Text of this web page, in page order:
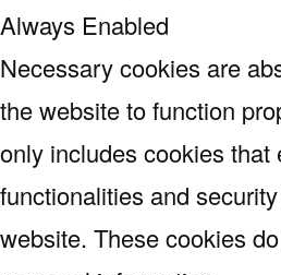
Always Enabled
Necessary cookies are
the website to function
only includes cookies that
functionalities and
website. These cookies